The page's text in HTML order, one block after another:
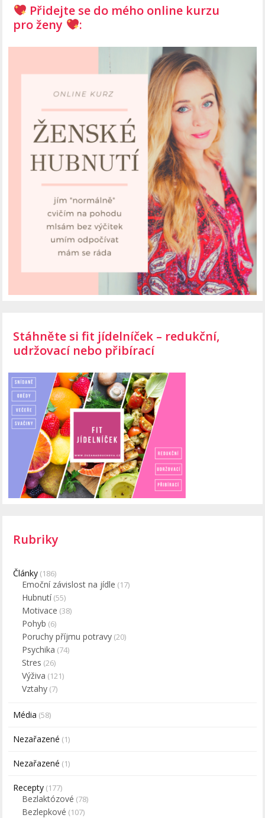
Přidejte se do mého online kurzu
pro ženy
:
Stáhněte si fit jídelníček – redukční,
udržovací nebo přibírací
Rubriky
Články (186)
Emoční závislost na jídle (17)
Hubnutí(55)
Motivace (38)
Pohyb (6)
Poruchy příjmu potravy (20)
Psychika (74)
Stres (26)
Výživa (121)
Vztahy (7)
Média (58)
Nezařazené (1)
Nezařazené (1)
Recepty (177)
Bezlaktózové (78)
Bezlepkové (107)